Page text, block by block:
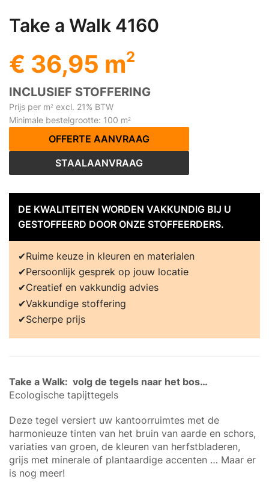
Take a Walk 4160
€ 36,95 m2
INCLUSIEF STOFFERING
Prijs per m2 excl. 21% BTW
Minimale bestelgrootte: 100 m2
OFFERTE AANVRAAG
STAALAANVRAAG
DE KWALITEITEN WORDEN VAKKUNDIG BIJ U
GESTOFFEERD DOOR ONZE STOFFEERDERS.
Ruime keuze in kleuren en materialen
Persoonlijk gesprek op jouw locatie
Creatief en vakkundig advies
Vakkundige stoffering
Scherpe prijs
Take a Walk: volg de tegels naar het bos…
Ecologische tapijttegels
Deze tegel versiert uw kantoorruimtes met de
harmonieuze tinten van het bruin van aarde en schors,
variaties van groen, de kleuren van herfstbladeren,
grijs met minerale of plantaardige accenten … Maar er
is nog meer!